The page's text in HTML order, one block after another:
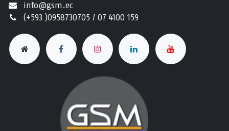
info@gsm.ec​
(+593 )0958730705 / 07 4100 159